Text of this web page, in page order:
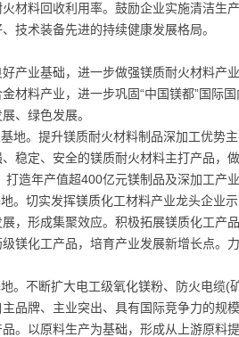
材料回收利用率。鼓励企业实施清洁生
技术装备先进的持续健康发展格局。
产业基础，进一步做强镁质耐火材料产
材料产业，进一步巩固“中国镁都”国际
、绿色发展。
地。提升镁质耐火材料制品深加工优势
稳定、安全的镁质耐火材料主打产品，
造年产值超400亿元镁制品及深加工产业
。切实发挥镁质化工材料产业龙头企业
，形成集聚效应。积极拓展镁质化工产
镁化工产品，培育产业发展新增长点。
。不断扩大电工级氧化镁粉、防火电缆
品牌、主业突出、具有国际竞争力的规
。以原料生产为基础，形成从上游原料